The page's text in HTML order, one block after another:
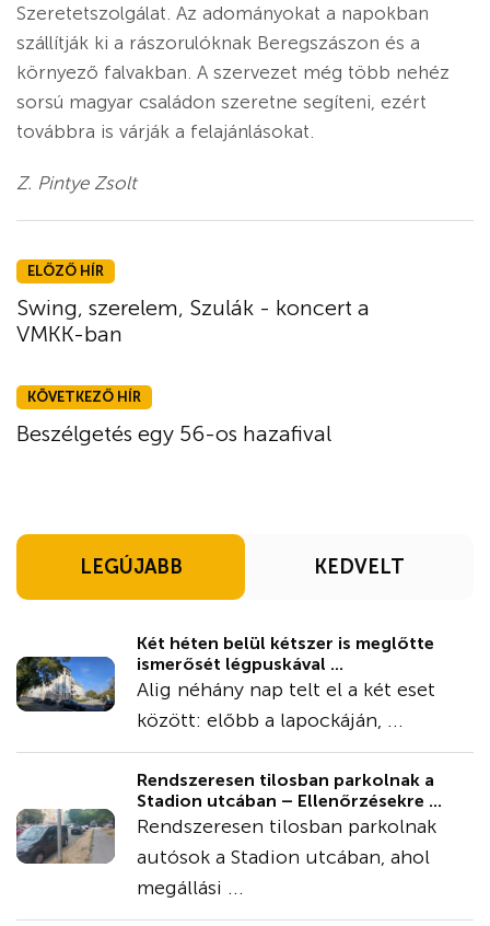
Szeretetszolgálat. Az adományokat a napokban
szállítják ki a rászorulóknak Beregszászon és a
környező falvakban. A szervezet még több nehéz
sorsú magyar családon szeretne segíteni, ezért
továbbra is várják a felajánlásokat.
Z. Pintye Zsolt
ELŐZŐ HÍR
Swing, szerelem, Szulák - koncert a
VMKK-ban
KÖVETKEZŐ HÍR
Beszélgetés egy 56-os hazafival
LEGÚJABB KEDVELT
Két héten belül kétszer is meglőtte
ismerősét légpuskával ...
Alig néhány nap telt el a két eset
között: előbb a lapockáján, ...
Rendszeresen tilosban parkolnak a
Stadion utcában – Ellenőrzésekre ...
Rendszeresen tilosban parkolnak
autósok a Stadion utcában, ahol
megállási ...